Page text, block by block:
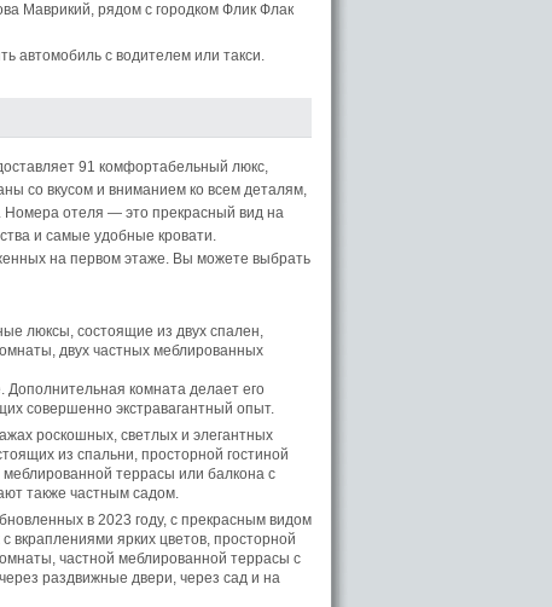
Маврикий, рядом с городком Флик Флак
автомобиль с водителем или такси.
91 комфортабельный люкс,
со вкусом и вниманием ко всем деталям,
отеля — это прекрасный вид на
и самые удобные кровати.
на первом этаже. Вы можете выбрать
люксы, состоящие из двух спален,
двух частных меблированных
комната делает его
совершенно экстравагантный опыт.
роскошных, светлых и элегантных
из спальни, просторной гостиной
террасы или балкона с
также частным садом.
в 2023 году, с прекрасным видом
вкраплениями ярких цветов, просторной
частной меблированной террасы с
раздвижные двери, через сад и на